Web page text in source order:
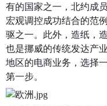
有的国家之一，北约成
宏观调控成功结合的范
驱之一。此外，造纸，
也是挪威的传统发达产
地区的电商业务，选择
第一步。